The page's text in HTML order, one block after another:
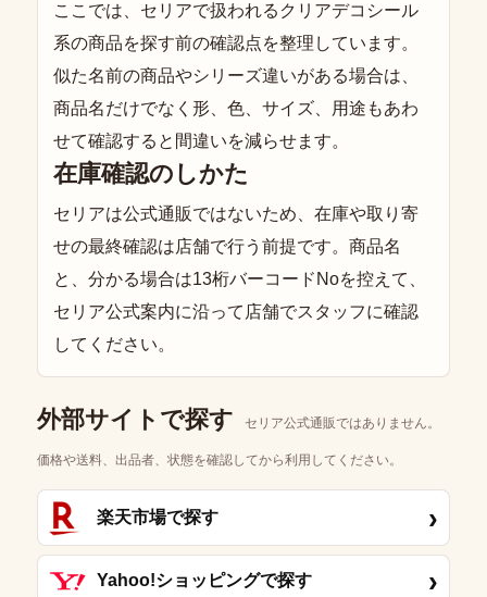
ここでは、セリアで扱われるクリアデコシール
系の商品を探す前の確認点を整理しています。
似た名前の商品やシリーズ違いがある場合は、
商品名だけでなく形、色、サイズ、用途もあわ
せて確認すると間違いを減らせます。
在庫確認のしかた
セリアは公式通販ではないため、在庫や取り寄
せの最終確認は店舗で行う前提です。商品名
と、分かる場合は13桁バーコードNoを控えて、
セリア公式案内に沿って店舗でスタッフに確認
してください。
外部サイトで探す セリア公式通販ではありません。
価格や送料、出品者、状態を確認してから利用してください。
楽天市場で探す ›
Yahoo!ショッピングで探す ›